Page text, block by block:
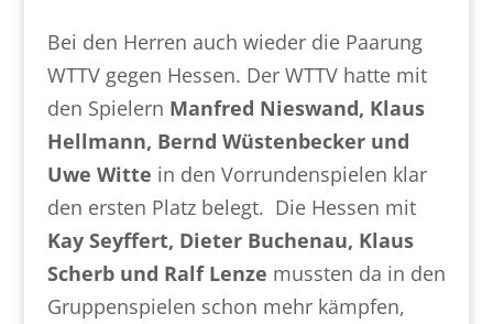
Bei den Herren auch wieder die Paarung
WTTV gegen Hessen. Der WTTV hatte mit
den Spielern Manfred Nieswand, Klaus
Hellmann, Bernd Wüstenbecker und
Uwe Witte in den Vorrundenspielen klar
den ersten Platz belegt. Die Hessen mit
Kay Seyffert, Dieter Buchenau, Klaus
Scherb und Ralf Lenze mussten da in den
Gruppenspielen schon mehr kämpfen,